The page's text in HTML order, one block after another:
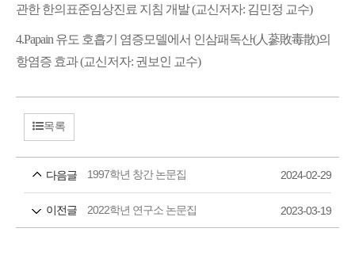
관한 한의표준임상진료 지침 개발 (교신저자: 김민정 교수)
4.Papain 유도 호흡기 염증모델에서 인삼패독산(人蔘敗毒散)의
항염증 효과 (교신저자: 권보인 교수)
목록
다음글 1997학년 창간 논문집 2024-02-29
이전글 2022학년 연구소 논문집 2023-03-19